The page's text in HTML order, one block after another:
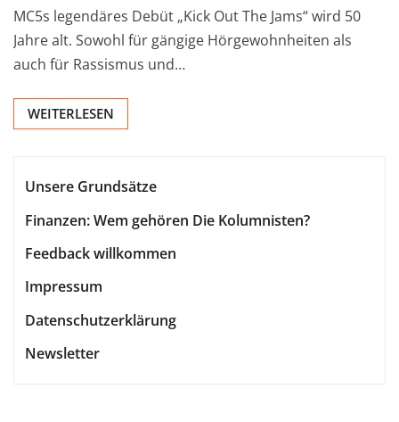
MC5s legendäres Debüt „Kick Out The Jams“ wird 50
Jahre alt. Sowohl für gängige Hörgewohnheiten als
auch für Rassismus und…
WEITERLESEN
Unsere Grundsätze
Finanzen: Wem gehören Die Kolumnisten?
Feedback willkommen
Impressum
Datenschutzerklärung
Newsletter